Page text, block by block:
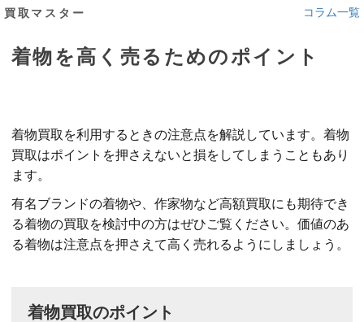
買取マスター コラム一覧
着物を高く売るためのポイント
着物買取を利用するときの注意点を解説しています。着物
買取はポイントを押さえないと損をしてしまうこともあり
ます。
有名ブランドの着物や、作家物など高額買取にも期待でき
る着物の買取を検討中の方はぜひご覧ください。価値のあ
る着物は注意点を押さえて高く売れるようにしましょう。
着物買取のポイント